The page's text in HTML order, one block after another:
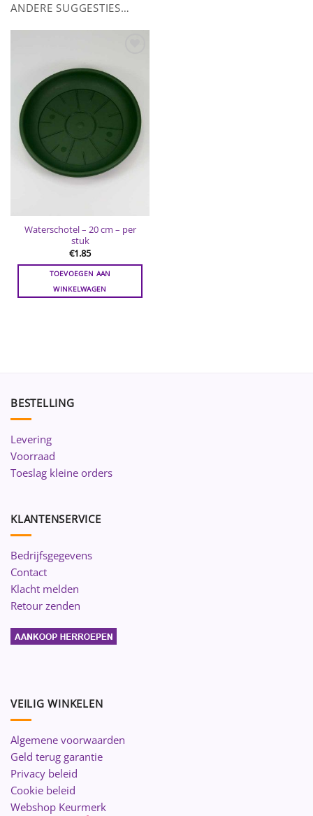
ANDERE SUGGESTIES…
wenslijst
Waterschotel – 20 cm – per
stuk
€1.85
TOEVOEGEN AAN
WINKELWAGEN
BESTELLING
Levering
Voorraad
Toeslag kleine orders
KLANTENSERVICE
Bedrijfsgegevens
Contact
Klacht melden
Retour zenden
VEILIG WINKELEN
Algemene voorwaarden
Geld terug garantie
Privacy beleid
Cookie beleid
Webshop Keurmerk